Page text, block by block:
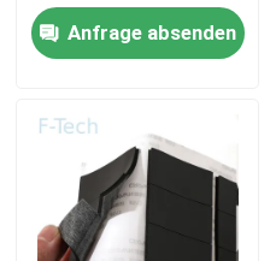
Qualitätskontrolle
Neuigkeiten
Rechtssachen
Elektrofahrzeugbatterien
mit Mica-Blättern
Anfrage absenden